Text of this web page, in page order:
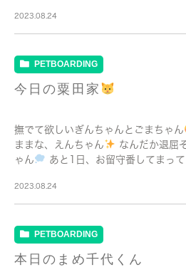
2023.08.24
PETBOARDING
今日の粟田家
撫でて欲しいぎんちゃんとごまちゃん
ままな、えんちゃん
なんだか退屈
ゃん
あと1日、お留守番してまっ
2023.08.24
PETBOARDING
本日のまめ千代くん